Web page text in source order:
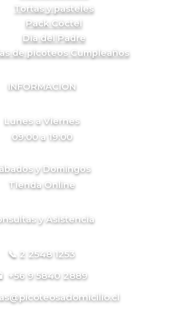
Tortas y pasteles
Pack Cóctel
Día del Padre
de picoteos Cumpleaños
INFORMACION
Lunes a Viernes
09:00 a 19:00
y Domingos
Tienda Online
y Asistencia
📞 2 2548 1253
+56 9 5840 2889